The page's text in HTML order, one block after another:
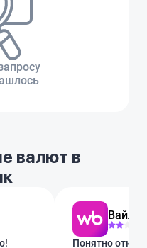
валют в
Понятно